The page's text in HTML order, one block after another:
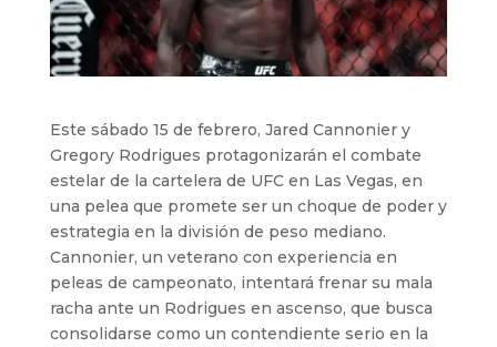
Este sábado 15 de febrero, Jared Cannonier y
Gregory Rodrigues protagonizarán el combate
estelar de la cartelera de UFC en Las Vegas, en
una pelea que promete ser un choque de poder y
estrategia en la división de peso mediano.
Cannonier, un veterano con experiencia en
peleas de campeonato, intentará frenar su mala
racha ante un Rodrigues en ascenso, que busca
consolidarse como un contendiente serio en la